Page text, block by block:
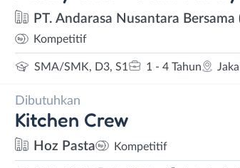
PT. Andarasa Nusantara Bersama
Kompetitif
SMA/SMK, D3, S1 1 - 4 Tahun
Dibutuhkan
Kitchen Crew
Hoz Pasta Kompetitif